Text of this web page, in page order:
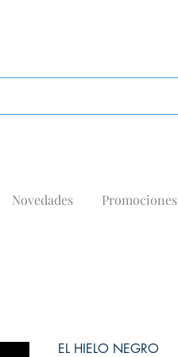
Novedades Promociones
EL HIELO NEGRO